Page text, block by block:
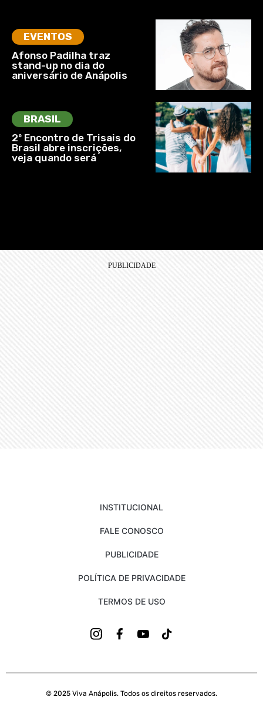
EVENTOS
Afonso Padilha traz
stand-up no dia do
aniversário de Anápolis
BRASIL
2º Encontro de Trisais do
Brasil abre inscrições,
veja quando será
INSTITUCIONAL
FALE CONOSCO
PUBLICIDADE
POLÍTICA DE PRIVACIDADE
TERMOS DE USO
© 2025 Viva Anápolis. Todos os direitos reservados.